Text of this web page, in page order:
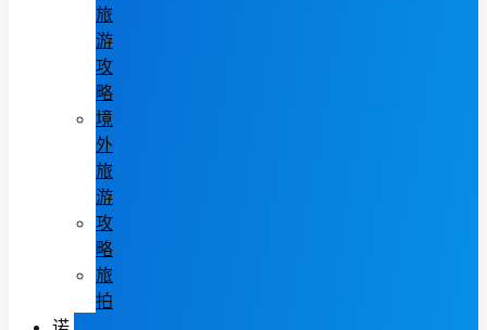
旅
游
攻
略
境
外
旅
游
攻
略
旅
拍